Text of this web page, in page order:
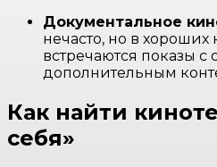
Документальное
нечасто, но в хороших
встречаются показы
дополнительным
Как найти
себя»